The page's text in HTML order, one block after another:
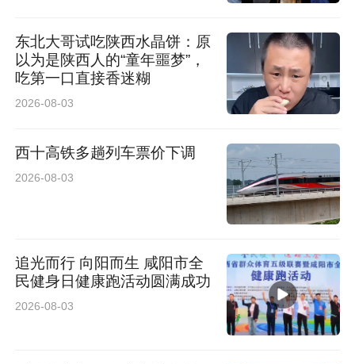
东北大哥试吃陕西水晶饼：原
以为是陕西人的“童年噩梦”，
吃第一口直接香迷糊
2026-08-03
西十高铁多趟列车票价下调
2026-08-03
追光而行 向阳而生 咸阳市全
民健身日健康跑活动圆满成功
2026-08-03